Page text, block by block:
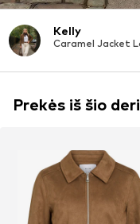
Kelly
Caramel Jacket
Prekės iš šio